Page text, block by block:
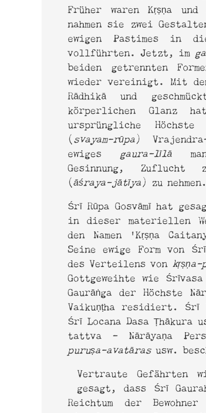
Früher waren Kṛṣṇa
nahmen sie zwei
ewigen Pastimes in
vollführten. Jetzt, im
beiden getrennten
wieder vereinigt. Mit
Rādhikā und
körperlichen Glanz
ursprüngliche
(svayam-rūpa)
ewiges gaura-līlā
Gesinnung,
(āśraya-jātīya) zu nehmen.
Śrī Rūpa Gosvāmī hat
in dieser materiellen
den Namen 'Kṛṣṇa
Seine ewige Form von
des Verteilens von kṛṣṇa-
Gottgeweihte wie
Gaurāṅga der Höchste
Vaikuṇṭha residiert. Śrī
Śrī Locana Dasa Ṭhākura
tattva - Nārāyaṇa
puruṣa-avatārasusw.
Vertraute Gefährten
gesagt, dass Śrī
Reichtum der